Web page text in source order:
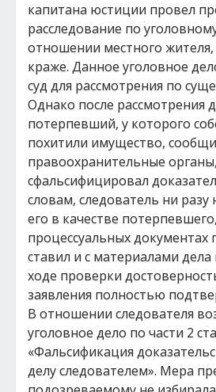
капитана юстиции провел
расследование по
отношении местного
краже. Данное уголовное
суд для рассмотрения по
Однако после рассмотрения
потерпевший, у которого
похитили имущество,
правоохранительные
сфальсифицировал
словам, следователь ни
его в качестве
процессуальных
ставил и с материалами дела
ходе проверки
заявления полностью
В отношении следователя
уголовное дело по части 2
«Фальсификация
делу следователем». Мера